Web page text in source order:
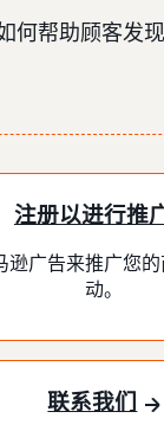
何帮助顾客发
注册以进行推
逊广告来推广您
动。
联系我们